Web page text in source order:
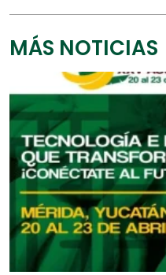
MÁS NOTICIAS